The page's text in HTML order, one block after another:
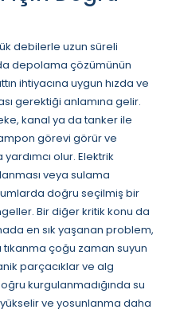
debilerle uzun süreli
da depolama çözümünün
ihtiyacına uygun hızda ve
gerektiği anlamına gelir.
kanal ya da tanker ile
görevi görür ve
olur. Elektrik
veya sulama
doğru seçilmiş bir
Bir diğer kritik konu da
en sık yaşanan problem,
tıkanma çoğu zaman suyun
parçacıklar ve alg
kurgulanmadığında su
ve yosunlanma daha